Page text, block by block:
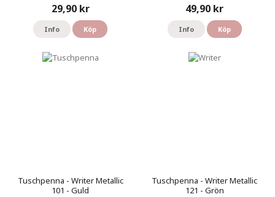
29,90 kr
Info Köp
49,90 kr
Info Köp
Tuschpenna - Writer Metallic
101 - Guld
Tuschpenna - Writer Metallic
121 - Grön